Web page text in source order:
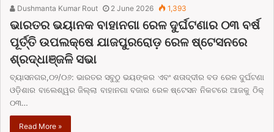
Dushmanta Kumar Rout 2 June 2026 1,393
ଭାରତର ଭୟାନକ ବାହାନଗା ରେଳ ଦୁର୍ଘଟଣାର ୦୩ ବର୍ଷ
ପୂର୍ତ୍ତି ଉପଲକ୍ଷେ ଯାଜପୁରରୋଡ଼ ରେଳ ଷ୍ଟେସନରେ
ଶ୍ରଦ୍ଧାଞ୍ଜଳି ସଭା
ବ୍ୟାସନଗର,୦୨/୦୬: ଭାରତର ସବୁଠୁ ଭୟଙ୍କର ଏବଂ ଶତାଦ୍ଦୀର ବଡ ରେଳ ଦୁର୍ଘଟଣା
ଓଡ଼ିଶାର ବାଲେଶ୍ୱର ଜିଲ୍ଲା ବାହାନଗା ବଜାର ରେଳ ଷ୍ଟେସନ ନିକଟରେ ଆଜକୁ ଠିକ୍
୦୩…
Read More »